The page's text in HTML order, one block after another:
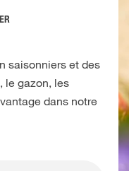
saisonniers et des
le gazon, les
dans notre